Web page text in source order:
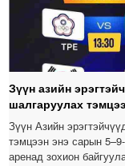
Зүүн азийн
шалгаруулах
Зүүн Азийн
тэмцээн энэ сарын
аренад зохион